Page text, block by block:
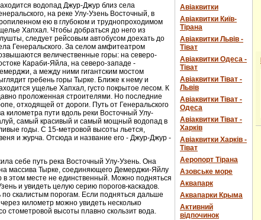
водопад Джур-Джур близ села
на реке Улу-Узень Восточный, в
ею в глубоком и труднопроходимом
Хапхал. Чтобы добраться до него из
следует рейсовым автобусом доехать до
Генеральского. За селом амфитеатром
величественные горы: на северо-
Караби-Яйла, на северо-западе -
а между ними гигантским мостом
гребень горы Тырке. Ближе к нему и
ущелье Хапхал, густо покрытое лесом. К
проложенная строителями. Но последние
отходящей от дороги. Путь от Генеральского
километра пути вдоль реки Восточный Улу-
самый красивый и самый мощный водопад в
годы. С 15-метровой высоты льется,
и журча. Отсюда и название его - Джур-Джур -
себе путь река Восточный Улу-Узень. Она
массива Тырке, соединяющего Демерджи-Яйлу
этом месте не единственный. Можно подняться
и увидеть целую серию порогов-каскадов.
по скалистым порогам. Если подняться дальше
километр можно увидеть несколько
стометровой высоты плавно скользит вода.
Авіаквитки
Авіаквитки Київ-
Тірана
Авіаквитки Львів -
Тіват
Авіаквитки Одеса -
Тіват
Авіаквитки Тіват -
Львів
Авіаквитки Тіват -
Одеса
Авіаквитки Тіват -
Харків
Авіаквитки Харків -
Тіват
Аеропорт Тірана
Азовське море
Аквапарк
Аквапарки Крыма
Активний
відпочинок